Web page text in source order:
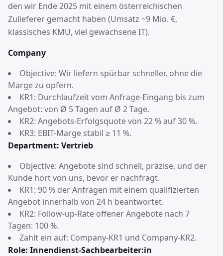
den wir Ende 2025 mit einem österreichischen
Zulieferer gemacht haben (Umsatz ~9 Mio. €,
klassisches KMU, viel gewachsene IT).
Company
Objective: Wir liefern spürbar schneller, ohne die
Marge zu opfern.
KR1: Durchlaufzeit vom Anfrage-Eingang bis zum
Angebot: von Ø 5 Tagen auf Ø 2 Tage.
KR2: Angebots-Erfolgsquote von 22 % auf 30 %.
KR3: EBIT-Marge stabil ≥ 11 %.
Department: Vertrieb
Objective: Angebote sind schnell, präzise, und der
Kunde hört von uns, bevor er nachfragt.
KR1: 90 % der Anfragen mit einem qualifizierten
Angebot innerhalb von 24 h beantwortet.
KR2: Follow-up-Rate offener Angebote nach 7
Tagen: 100 %.
Zahlt ein auf: Company-KR1 und Company-KR2.
Role: Innendienst-Sachbearbeiter:in